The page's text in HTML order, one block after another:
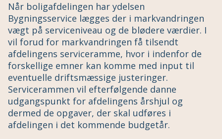
Når boligafdelingen har ydelsen
Bygningsservice lægges der i markvandringen
vægt på serviceniveau og de blødere værdier. I
vil forud for markvandringen få tilsendt
afdelingens serviceramme, hvor i indenfor de
forskellige emner kan komme med input til
eventuelle driftsmæssige justeringer.
Servicerammen vil efterfølgende danne
udgangspunkt for afdelingens årshjul og
dermed de opgaver, der skal udføres i
afdelingen i det kommende budgetår.